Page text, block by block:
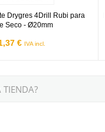
Drygres 4Drill Rubi para
Seco - Ø20mm
€ IVA incl.
TIENDA?